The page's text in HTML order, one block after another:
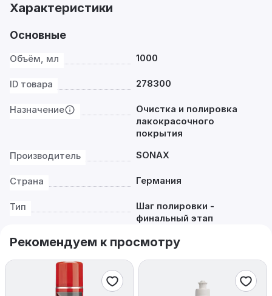
Характеристики
Основные
Объём, мл 1000
ID товара 278300
Назначение
Очистка и полировка
лакокрасочного
покрытия
Производитель
SONAX
Страна Германия
Тип
Шаг полировки -
финальный этап
Рекомендуем к просмотру